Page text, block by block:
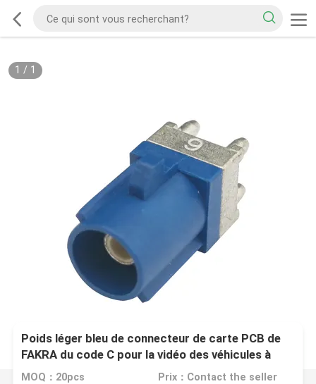
1 / 1
Poids léger bleu de connecteur de carte PCB de
FAKRA du code C pour la vidéo des véhicules à
moteur
MOQ：20pcs Prix：Contact the seller